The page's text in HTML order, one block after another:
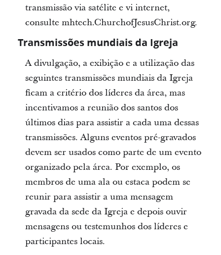
transmissão via satélite e vi internet,
consulte mhtech.ChurchofJesusChrist.org.
Transmissões mundiais da Igreja
A divulgação, a exibição e a utilização das
seguintes transmissões mundiais da Igreja
ficam a critério dos líderes da área, mas
incentivamos a reunião dos santos dos
últimos dias para assistir a cada uma dessas
transmissões. Alguns eventos pré-gravados
devem ser usados como parte de um evento
organizado pela área. Por exemplo, os
membros de uma ala ou estaca podem se
reunir para assistir a uma mensagem
gravada da sede da Igreja e depois ouvir
mensagens ou testemunhos dos líderes e
participantes locais.